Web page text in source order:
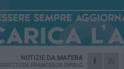
NOTIZIE DA MATERA
DIRETTORE FRANCESCO DIPALO